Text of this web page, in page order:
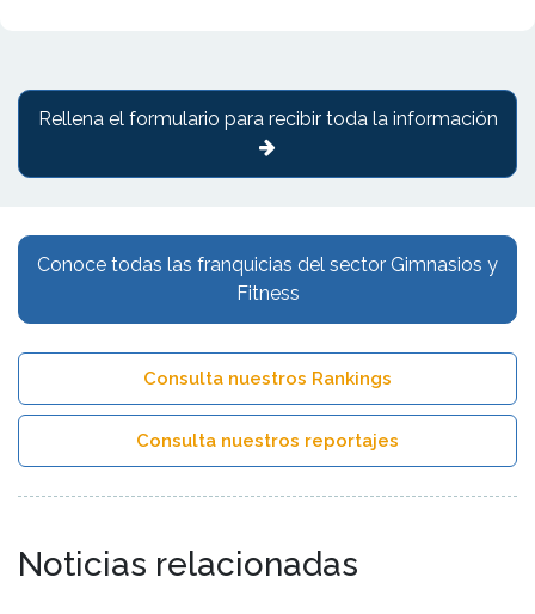
Conoce todas las franquicias del sector Gimnasios y
Fitness
Consulta nuestros Rankings
Consulta nuestros reportajes
Noticias relacionadas